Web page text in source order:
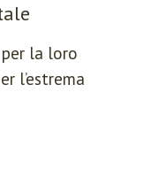
la loro
l’estrema